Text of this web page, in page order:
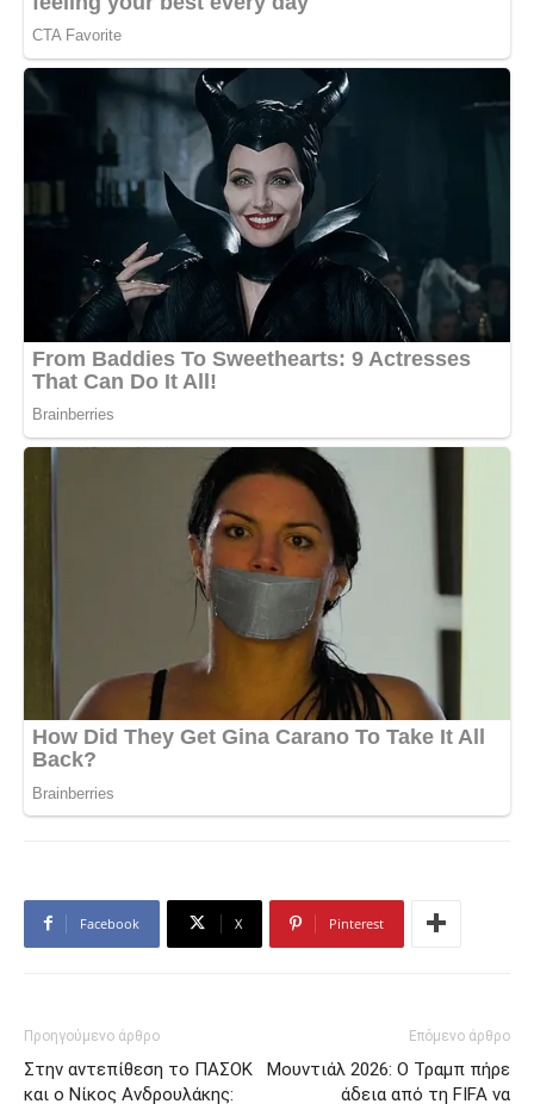
Facebook X Pinterest
Προηγούμενο άρθρο
Στην αντεπίθεση το ΠΑΣΟΚ
και ο Νίκος Ανδρουλάκης:
Επόμενο άρθρο
Μουντιάλ 2026: Ο Τραμπ πήρε
άδεια από τη FIFA να